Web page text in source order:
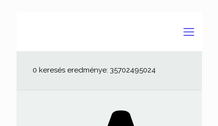
0 keresés eredménye: 35702495024